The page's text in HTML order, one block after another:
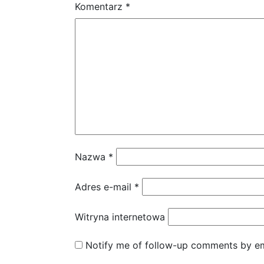
Komentarz *
Nazwa *
Adres e-mail *
Witryna internetowa
Notify me of follow-up comments by